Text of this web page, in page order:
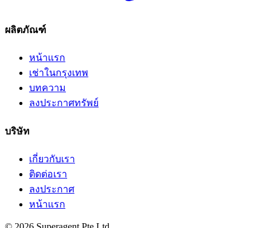
ผลิตภัณฑ์
หน้าแรก
เช่าในกรุงเทพ
บทความ
ลงประกาศทรัพย์
บริษัท
เกี่ยวกับเรา
ติดต่อเรา
ลงประกาศ
หน้าแรก